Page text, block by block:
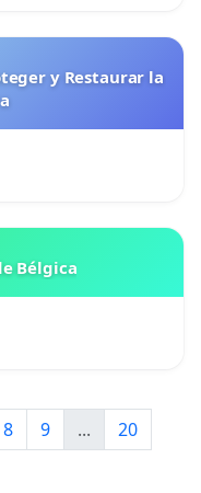
y Restaurar la
Bélgica
8 9 ...
20